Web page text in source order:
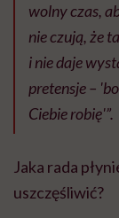
wolny czas,
nie czują, że
i nie daje
pretensje –
Ciebie robię'”.
Jaka rada
uszczęśliwić?